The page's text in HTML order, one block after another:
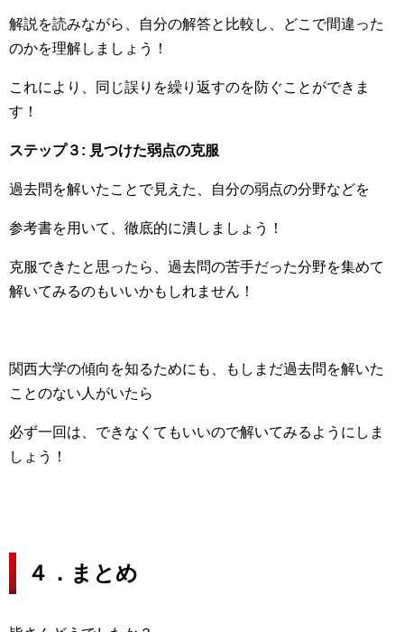
解説を読みながら、自分の解答と比較し、どこで間違った
のかを理解しましょう！
これにより、同じ誤りを繰り返すのを防ぐことができま
す！
ステップ３: 見つけた弱点の克服
過去問を解いたことで見えた、自分の弱点の分野などを
参考書を用いて、徹底的に潰しましょう！
克服できたと思ったら、過去問の苦手だった分野を集めて
解いてみるのもいいかもしれません！
関西大学の傾向を知るためにも、もしまだ過去問を解いた
ことのない人がいたら
必ず一回は、できなくてもいいので解いてみるようにしま
しょう！
４．まとめ